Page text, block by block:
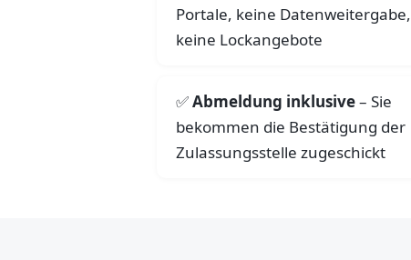
Portale, keine Datenweitergabe,
keine Lockangebote
Abmeldung inklusive– Sie
bekommen die Bestätigung der
Zulassungsstelle zugeschickt